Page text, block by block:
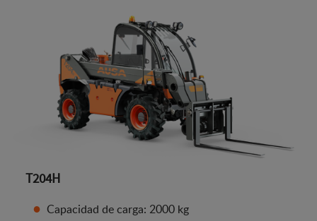
T204H
Capacidad de carga: 2000 kg